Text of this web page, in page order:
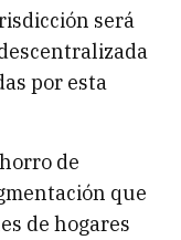
será
por esta
de
que
de hogares